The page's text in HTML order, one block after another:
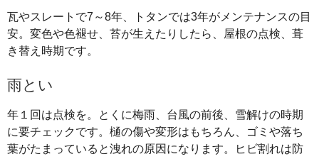
瓦やスレートで7～8年、トタンでは3年がメンテナンスの目
安。変色や色褪せ、苔が生えたりしたら、屋根の点検、葺
き替え時期です。
雨とい
年１回は点検を。とくに梅雨、台風の前後、雪解けの時期
に要チェックです。樋の傷や変形はもちろん、ゴミや落ち
葉がたまっていると洩れの原因になります。ヒビ割れは防